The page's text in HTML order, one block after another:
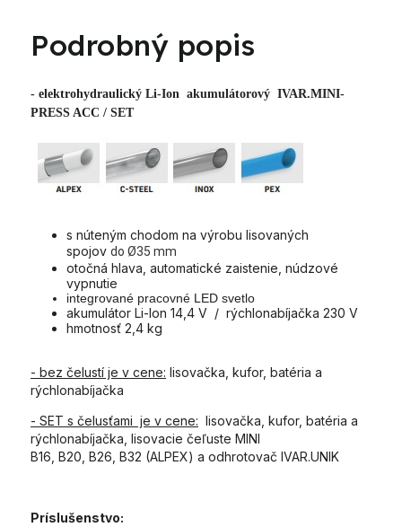
Podrobný popis
- elektrohydraulický Li-Ion akumulátorový IVAR.MINI-
PRESS ACC / SET
s núteným chodom na výrobu lisovaných
spojov do Ø35 mm
otočná hlava, automatické zaistenie, núdzové
vypnutie
integrované pracovné LED svetlo
akumulátor Li-Ion 14,4 V / rýchlonabíjačka 230 V
hmotnosť 2,4 kg
- bez čelustí je v cene: lisovačka, kufor, batéria a
rýchlonabíjačka
- SET s čelusťami je v cene: lisovačka, kufor, batéria a
rýchlonabíjačka, lisovacie čeľuste MINI
B16, B20, B26, B32 (ALPEX) a odhrotovač IVAR.UNIK
Príslušenstvo: